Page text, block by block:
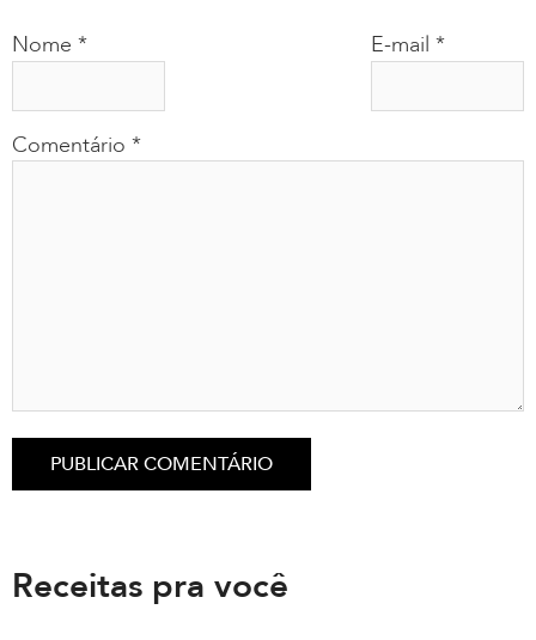
Comentário *
Nome * E-mail *
Receitas pra você